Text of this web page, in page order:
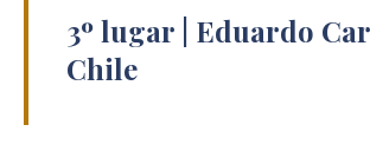
3º lugar | Eduardo
Chile